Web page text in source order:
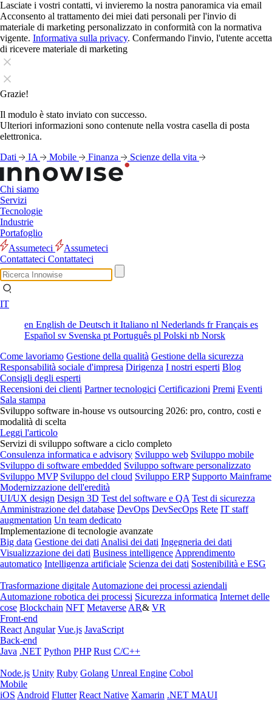
Lasciate i vostri contatti, vi invieremo la nostra panoramica via email
Acconsento al trattamento dei miei dati personali per l'invio di
materiale di marketing personalizzato in conformità con la normativa
vigente. Informativa sulla privacy. Confermando l'invio, l'utente accetta
di ricevere materiale di marketing
Grazie!
Il modulo è stato inviato con successo.
Ulteriori informazioni sono contenute nella vostra casella di posta
elettronica.
Dati
IA Mobile Finanza Scienze della vita
Chi siamo
Servizi
Tecnologie
Industrie
Portafoglio
Assumeteci
Assumeteci
Contattateci Contattateci
IT
en English de Deutsch it Italiano nl Nederlands frFrançais es
Español sv Svenska pt Português pl Polski nb Norsk
Come lavoriamo Gestione della qualità Gestione della sicurezza
Responsabilità sociale d'impresa Dirigenza I nostri esperti Blog
Consigli degli esperti
Recensioni dei clienti Partner tecnologici Certificazioni Premi Eventi
Sala stampa
Sviluppo software in-house vs outsourcing 2026: pro, contro, costi e
modalità di scelta
Leggi l'articolo
Servizi di sviluppo software a ciclo completo
Consulenza informatica e advisory Sviluppo web Sviluppo mobile
Sviluppo di software embedded Sviluppo software personalizzato
Sviluppo MVP Sviluppo del cloud Sviluppo ERP Supporto Mainframe
Modernizzazione dell'eredità
UI/UX design Design 3D Test del software e QA Test di sicurezza
Amministrazione del database DevOps DevSecOps Rete IT staff
augmentation Un team dedicato
Implementazione di tecnologie avanzate
Big data Gestione dei dati Analisi dei dati Ingegneria dei dati
Visualizzazione dei dati Business intelligence Apprendimento
automatico Intelligenza artificiale Scienza dei dati Sostenibilità e ESG
Trasformazione digitale Automazione dei processi aziendali
Automazione robotica dei processi Sicurezza informatica Internet delle
cose Blockchain NFT Metaverse AR& VR
Front-end
React Angular Vue.js JavaScript
Back-end
Java .NET Python PHP Rust C/C++
Node.js Unity Ruby Golang Unreal Engine Cobol
Mobile
iOS Android Flutter React Native Xamarin .NET MAUI